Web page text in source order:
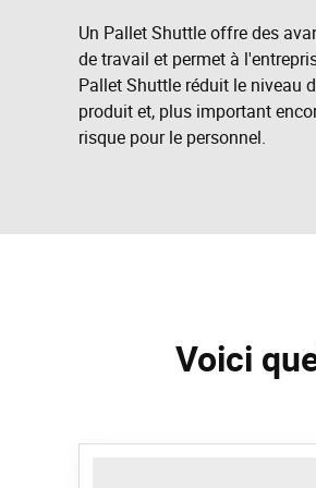
Un Pallet Shuttle offre des
de travail et permet à
Pallet Shuttle réduit le niveau
produit et, plus important
risque pour le personnel.
Voici